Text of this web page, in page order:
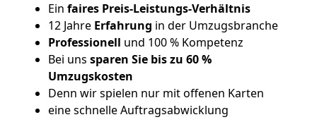
Ein faires Preis-Leistungs-Verhältnis
12 Jahre Erfahrung in der Umzugsbranche
Professionell und 100 % Kompetenz
Bei uns sparen Sie bis zu 60 %
Umzugskosten
Denn wir spielen nur mit offenen Karten
eine schnelle Auftragsabwicklung